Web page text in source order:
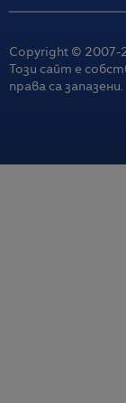
Copyright © 2007-
Този сайт е
права са запазени.